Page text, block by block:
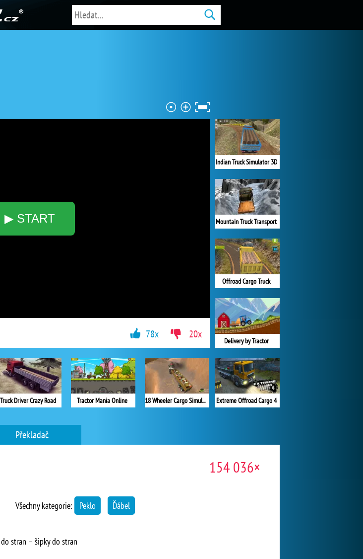
▶ START
Indian Truck Simulator 3D
Mountain Truck Transport
Offroad Cargo Truck
Delivery by Tractor
Extreme Offroad Cargo 4
Truck Driver Crazy Road Tractor Mania Online 18 Wheeler Cargo Simulator
78x 20x
Překladač
154 036×
Všechny kategorie: Peklo Ďábel
stran – šipky do stran